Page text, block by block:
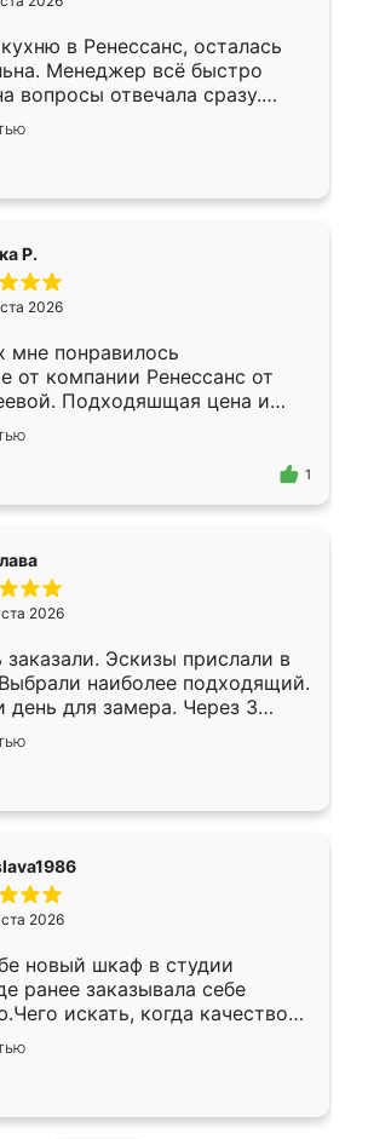
заказывать только здесь.
в Ренессанс, осталась
Менеджер всё быстро
вопросы отвечала сразу.
в субботу, подошёл к
ответственностью. Собрали
работали аккуратно, даже
Р.
2026
мне понравилось
от компании Ренессанс от
Подходяшщая цена и
изготовления. Приехавший
Владислав
моему эскизу самый
1
2026
заказали. Эскизы прислали в
наиболее подходящий.
день для замера. Через 3
была уже готова. Остались
Спасибо Ренессанс
работу!
2026
новый шкаф в студии
ранее заказывала себе
искать, когда качеством
Служит кухня уже почти
нет.